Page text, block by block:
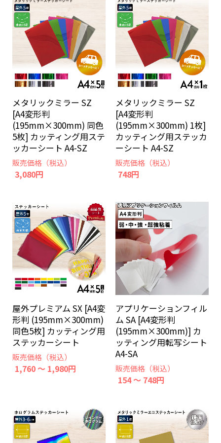
メタリックミラー SZ
[A4変形判
(195mm×300mm) 同色
5枚] カッティング用ステ
ッカーシート A4-SZ
販売価格（税込）
3,080円
メタリックミラー SZ
[A4変形判
(195mm×300mm) 1枚]
カッティング用ステッカ
ーシート A4-SZ
販売価格（税込）
748円
屋外プレミアム SX [A4変
形判 (195mm×300mm)
同色5枚] カッティング用
ステッカーシート
販売価格（税込）
1,760 ～ 1,980円
アプリケーションフィル
ム SA [A4変形判
(195mm×300mm)] カ
ッティング用転写シート
A4-SA
販売価格（税込）
154 ～ 748円